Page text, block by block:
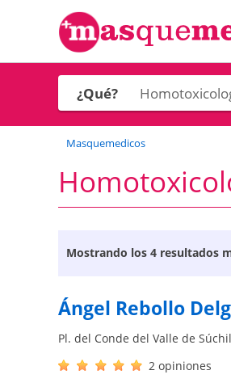
¿Qué?
Masquemedicos
Mostrando los 4 resultados
Ángel Rebollo
Pl. del Conde del Valle de
2 opiniones